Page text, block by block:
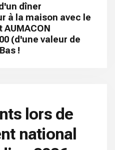
dîner
à la maison avec le
(d'une valeur de
!
lors de
national